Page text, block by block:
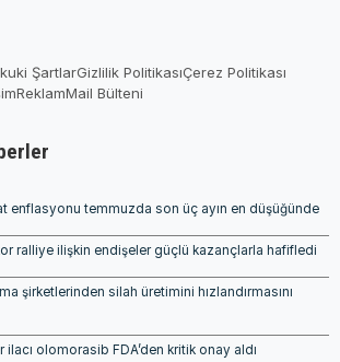
ŞartlarGizlilik PolitikasıÇerez Politikası
ReklamMail Bülteni
enflasyonu temmuzda son üç ayın en düşüğünde
ralliye ilişkin endişeler güçlü kazançlarla hafifledi
şirketlerinden silah üretimini hızlandırmasını
ilacı olomorasib FDA’den kritik onay aldı